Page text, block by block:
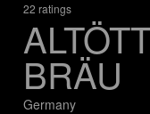
22 ratings
BRÄU
Germany